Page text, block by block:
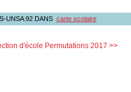
UNSA 92 DANS carte scolaire
d'école Permutations 2017 >>